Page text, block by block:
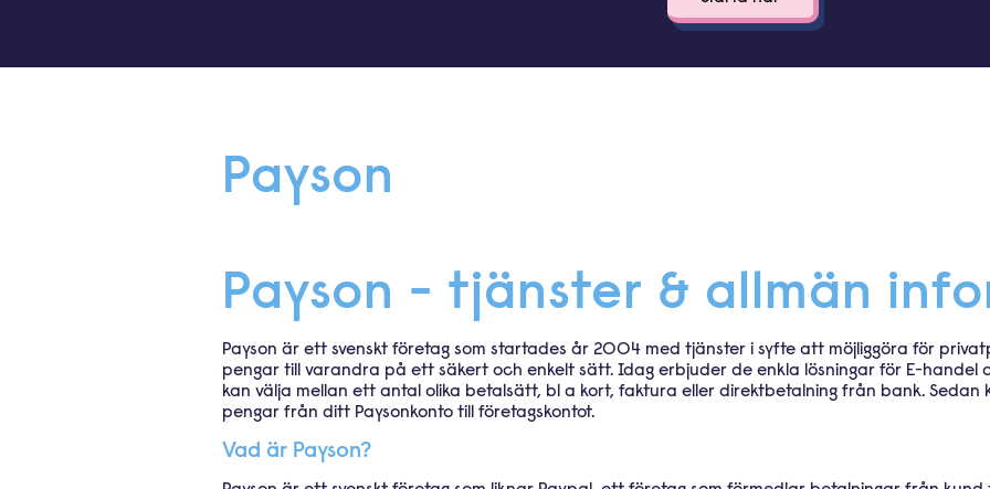
Payson
Payson - tjänster & allmän
Payson är ett svenskt företag som startades år 2004 med tjänster i syfte att möjliggöra för
pengar till varandra på ett säkert och enkelt sätt. Idag erbjuder de enkla lösningar för E-handel
kan välja mellan ett antal olika betalsätt, bl a kort, faktura eller direktbetalning från bank. Sedan
pengar från ditt Paysonkonto till företagskontot.
Vad är Payson?